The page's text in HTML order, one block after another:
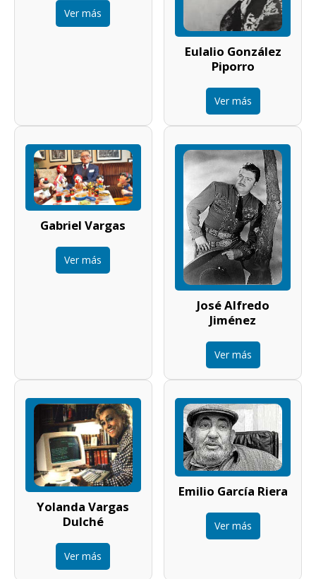
Ver más
Eulalio González
Piporro
Ver más
Gabriel Vargas
Ver más
José Alfredo
Jiménez
Ver más
Yolanda Vargas
Dulché
Ver más
Emilio García Riera
Ver más